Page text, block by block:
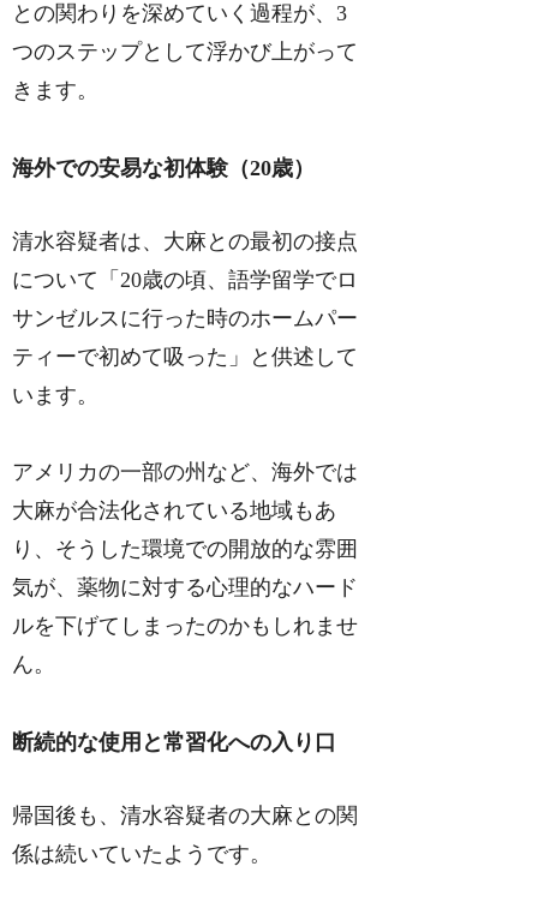
との関わりを深めていく過程が、3
つのステップとして浮かび上がって
きます。
海外での安易な初体験（20歳）
清水容疑者は、大麻との最初の接点
について「20歳の頃、語学留学でロ
サンゼルスに行った時のホームパー
ティーで初めて吸った」と供述して
います。
アメリカの一部の州など、海外では
大麻が合法化されている地域もあ
り、そうした環境での開放的な雰囲
気が、薬物に対する心理的なハード
ルを下げてしまったのかもしれませ
ん。
断続的な使用と常習化への入り口
帰国後も、清水容疑者の大麻との関
係は続いていたようです。